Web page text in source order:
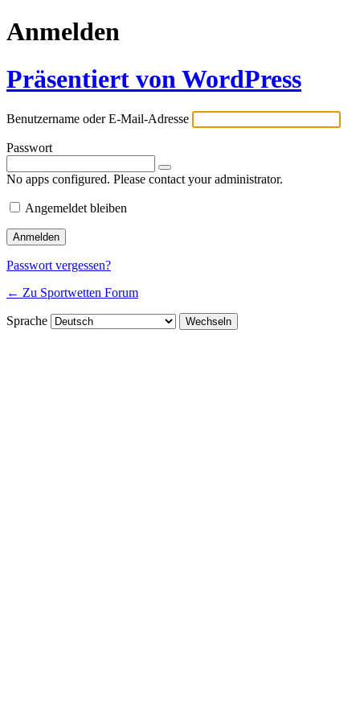
Anmelden
Präsentiert von WordPress
Benutzername oder E-Mail-Adresse
Passwort
No apps configured. Please contact your administrator.
Angemeldet bleiben
Passwort vergessen?
← Zu Sportwetten Forum
Sprache